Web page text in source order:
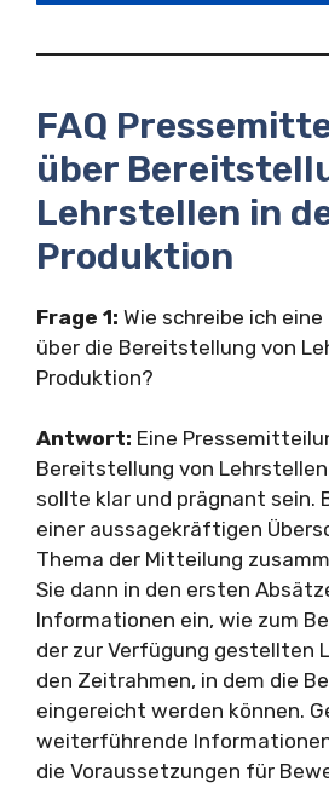
FAQ
über
Lehrstellen in
Produktion
Frage 1: Wie schreibe ich
über die Bereitstellung von
Produktion?
Antwort: Eine
Bereitstellung von
sollte klar und prägnant sein.
einer aussagekräftigen
Thema der Mitteilung
Sie dann in den ersten
Informationen ein, wie zum
der zur Verfügung gestellten
den Zeitrahmen, in dem die
eingereicht werden können.
weiterführende
die Voraussetzungen für